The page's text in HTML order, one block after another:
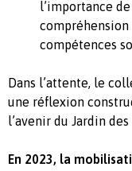
l’importance
compréhension
compétences
Dans l’attente, le
une réflexion
l’avenir du Jardin
En 2023, la